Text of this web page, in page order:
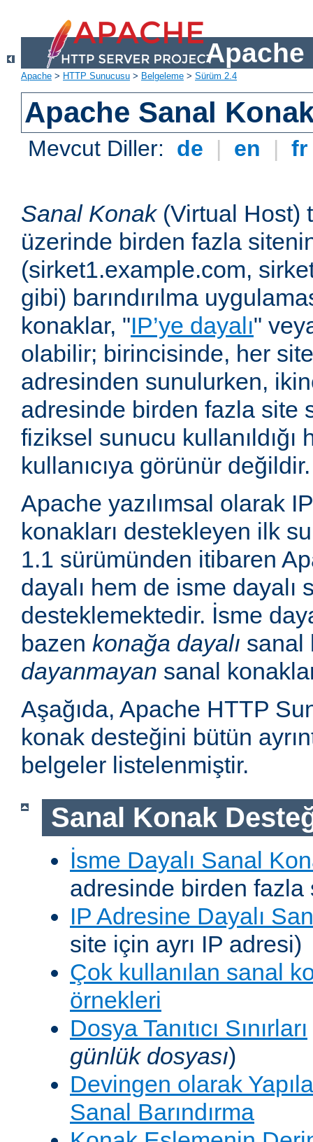
Apache
Apache > HTTP Sunucusu > Belgeleme > Sürüm 2.4
Apache Sanal
Mevcut Diller: de | en |
Sanal Konak(Virtual Host)
üzerinde birden fazla
(sirket1.example.com,
gibi) barındırılma
konaklar, "IP’ye dayalı"
olabilir; birincisinde, her
adresinden sunulurken,
adresinde birden fazla site
fiziksel sunucu
kullanıcıya görünür değildir.
Apache yazılımsal olarak
konakları destekleyen ilk
1.1 sürümünden itibaren
dayalı hem de isme dayalı
desteklemektedir. İsme
bazen konağa dayalı sanal
dayanmayan sanal
Aşağıda, Apache HTTP
konak desteğini bütün
belgeler listelenmiştir.
Sanal Konak
İsme Dayalı Sanal
adresinde birden fazla
IP Adresine Dayalı
site için ayrı IP adresi)
Çok kullanılan sanal
örnekleri
Dosya Tanıtıcı Sınırları
günlük dosyası)
Devingen olarak
Sanal Barındırma